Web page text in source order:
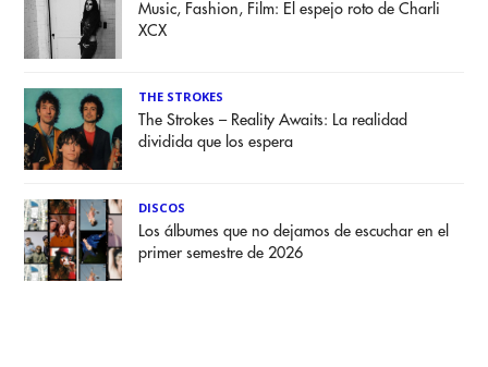
Music, Fashion, Film: El espejo roto de Charli
XCX
THE STROKES
The Strokes – Reality Awaits: La realidad
dividida que los espera
DISCOS
Los álbumes que no dejamos de escuchar en el
primer semestre de 2026